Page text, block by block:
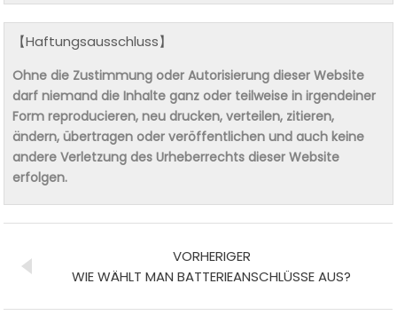
【Haftungsausschluss】
Ohne die Zustimmung oder Autorisierung dieser Website
darf niemand die Inhalte ganz oder teilweise in irgendeiner
Form reproducieren, neu drucken, verteilen, zitieren,
ändern, übertragen oder veröffentlichen und auch keine
andere Verletzung des Urheberrechts dieser Website
erfolgen.
VORHERIGER
WIE WÄHLT MAN BATTERIEANSCHLÜSSE AUS?